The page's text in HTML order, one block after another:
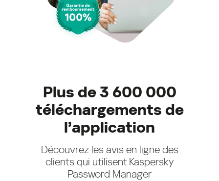
Plus de 3 600 000
téléchargements de
l’application
Découvrez les avis en ligne des
clients qui utilisent Kaspersky
Password Manager